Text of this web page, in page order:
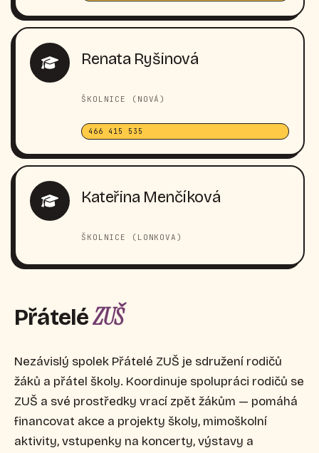
Renata Ryšinová
ŠKOLNICE (NOVÁ)
466 415 535
Kateřina Menčíková
ŠKOLNICE (LONKOVA)
PřáteléZUŠ
Nezávislý spolek Přátelé ZUŠ je sdružení rodičů
žáků a přátel školy. Koordinuje spolupráci rodičů se
ZUŠ a své prostředky vrací zpět žákům — pomáhá
financovat akce a projekty školy, mimoškolní
aktivity, vstupenky na koncerty, výstavy a